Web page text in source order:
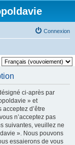
Connexion
ci-après par
» et
d’être
n’acceptez pas
suivantes, veuillez ne
». Nous pouvons
essaierons de vous